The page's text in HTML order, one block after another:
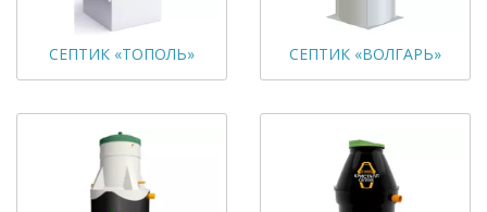
СЕПТИК «ТОПОЛЬ» СЕПТИК «ВОЛГАРЬ»